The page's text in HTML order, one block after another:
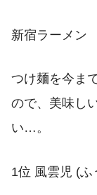
新宿ラーメン
つけ麺を今ま
ので、美味し
い…。
1位 風雲児 (ふ